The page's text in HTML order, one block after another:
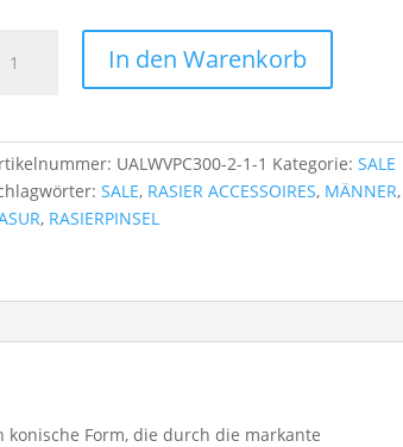
In den Warenkorb
UALWVPC300-2-1-1 Kategorie:SALE
SALE, RASIER ACCESSOIRES, MÄNNER,
, RASIERPINSEL
konische Form, die durch die markante